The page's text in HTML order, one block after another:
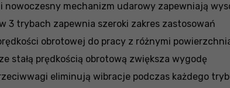
nowoczesny mechanizm udarowy zapewniają
3 trybach zapewnia szeroki zakres zastosowań
obrotowej do pracy z różnymi
stałą prędkością obrotową zwiększa wygodę
eliminują wibracje podczas każdego